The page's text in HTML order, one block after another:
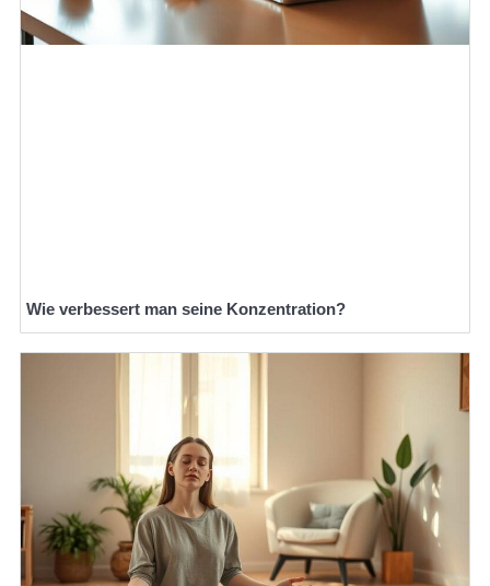
Wie verbessert man seine Konzentration?